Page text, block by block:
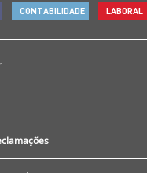
CONTABILIDADE LABORAL